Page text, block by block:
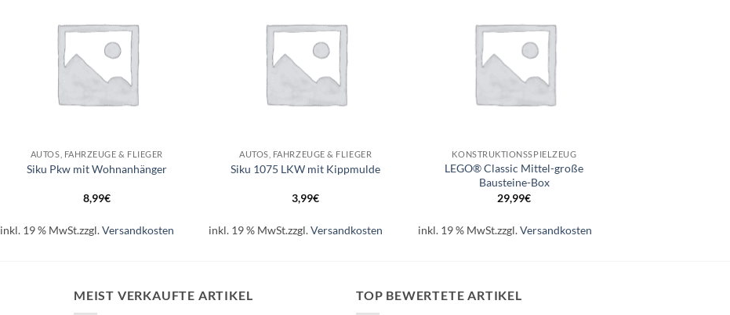
AUTOS, FAHRZEUGE & FLIEGER
Siku Pkw mit Wohnanhänger
8,99€
inkl. 19 % MwSt.zzgl.Versandkosten
AUTOS, FAHRZEUGE & FLIEGER
Siku 1075 LKW mit Kippmulde
3,99€
inkl. 19 % MwSt.zzgl.Versandkosten
KONSTRUKTIONSSPIELZEUG
LEGO® Classic Mittel-große
Bausteine-Box
29,99€
inkl. 19 % MwSt.zzgl.Versandkosten
MEIST VERKAUFTE ARTIKEL TOP BEWERTETE ARTIKEL